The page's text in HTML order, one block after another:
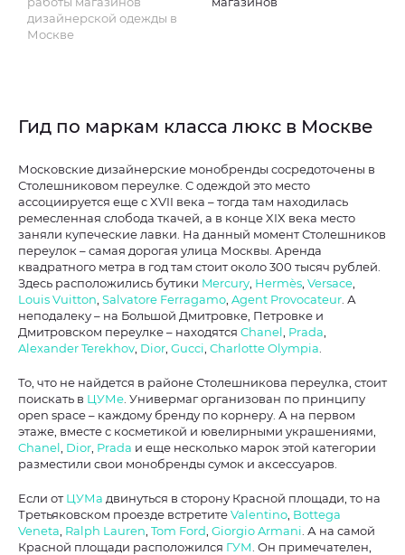
дизайнерской одежды в
Москве
Гид по маркам класса люкс в Москве
Московские дизайнерские монобренды сосредоточены в
Столешниковом переулке. С одеждой это место
ассоциируется еще с XVII века – тогда там находилась
ремесленная слобода ткачей, а в конце XIX века место
заняли купеческие лавки. На данный момент Столешников
переулок – самая дорогая улица Москвы. Аренда
квадратного метра в год там стоит около 300 тысяч рублей.
Здесь расположились бутики Mercury Hermès Versace
Louis Vuitton Salvatore Ferragamo Agent Provocateur . А
неподалеку – на Большой Дмитровке, Петровке и
Дмитровском переулке – находятся Chanel Prada
Alexander Terekhov Dior Gucci Charlotte Olympia
То, что не найдется в районе Столешникова переулка, стоит
поискать в ЦУМе . Универмаг организован по принципу
open space – каждому бренду по корнеру. А на первом
этаже, вместе с косметикой и ювелирными украшениями,
Chanel Dior Prada и еще несколько марок этой категории
разместили свои монобренды сумок и аксессуаров.
Если отЦУМа двинуться в сторону Красной площади, то на
Третьяковском проезде встретитеValentino Bottega
Veneta Ralph Lauren Tom Ford Giorgio Armani . А на самой
Красной площади расположился ГУМ . Он примечателен,